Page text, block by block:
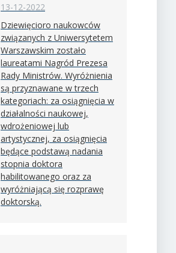
13-12-2022
Dziewięcioro naukowców
związanych z Uniwersytetem
Warszawskim zostało
laureatami Nagród Prezesa
Rady Ministrów. Wyróżnienia
są przyznawane w trzech
kategoriach: za osiągnięcia w
działalności naukowej,
wdrożeniowej lub
artystycznej, za osiągnięcia
będące podstawą nadania
stopnia doktora
habilitowanego oraz za
wyróżniającą się rozprawę
doktorską.